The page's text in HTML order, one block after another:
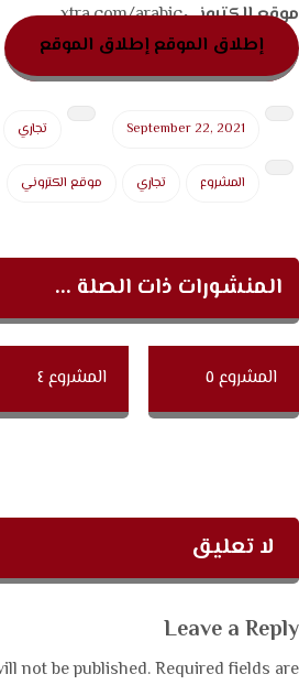
موقع إلكترونيxtra.com/arabic
إطلاق الموقع إطلاق الموقع
September 22, 2021 تجاري
المشروع تجاري موقع الكتروني
المنشورات ذات الصلة ...
المشروع ٥ المشروع ٤
لا تعليق
Leave a Reply
not be published.Required fields are